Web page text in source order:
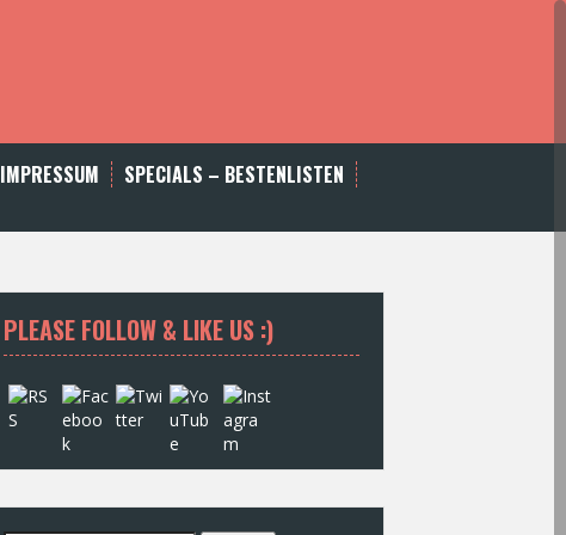
IMPRESSUM
SPECIALS – BESTENLISTEN
PLEASE FOLLOW & LIKE US :)